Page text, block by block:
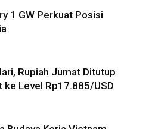
1 GW Perkuat Posisi
Rupiah Jumat Ditutup
ke Level Rp17.885/USD